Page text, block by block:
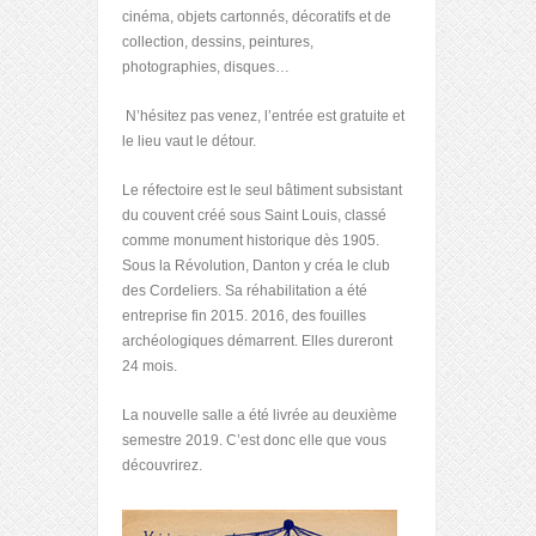
cinéma, objets cartonnés, décoratifs et de
collection, dessins, peintures,
photographies, disques…
N’hésitez pas venez, l’entrée est gratuite et
le lieu vaut le détour.
Le réfectoire est le seul bâtiment subsistant
du couvent créé sous Saint Louis, classé
comme monument historique dès 1905.
Sous la Révolution, Danton y créa le club
des Cordeliers. Sa réhabilitation a été
entreprise fin 2015. 2016, des fouilles
archéologiques démarrent. Elles dureront
24 mois.
La nouvelle salle a été livrée au deuxième
semestre 2019. C’est donc elle que vous
découvrirez.